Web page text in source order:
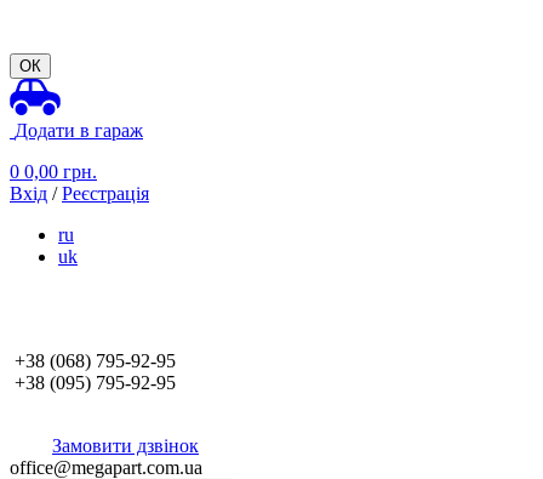
ОК
Додати в гараж
0 0,00 грн.
Вхід /Реєстрація
ru
uk
+38 (068) 795-92-95
+38 (095) 795-92-95
Замовити дзвінок
office@megapart.com.ua